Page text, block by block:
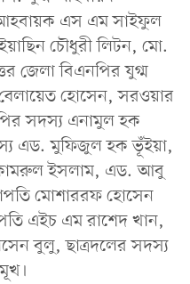
এস এম সাইফুল
চৌধুরী লিটন, মো.
জেলা বিএনপির যুগ্ম
হোসেন, সরওয়ার
সদস্য এনামুল হক
এড. মুফিজুল হক ভূঁইয়া,
ইসলাম, এড. আবু
মোশাররফ হোসেন
এইচ এম রাশেদ খান,
বুলু, ছাত্রদলের সদস্য